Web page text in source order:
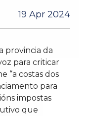
19 Apr 2024
provincia da
para criticar
“a costas dos
para
impostas
que